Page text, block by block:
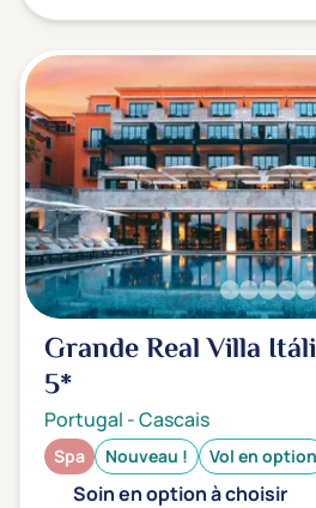
Grande Real Villa
5*
Portugal -Cascais
Spa Nouveau ! Vol en option
Soin en option à choisir